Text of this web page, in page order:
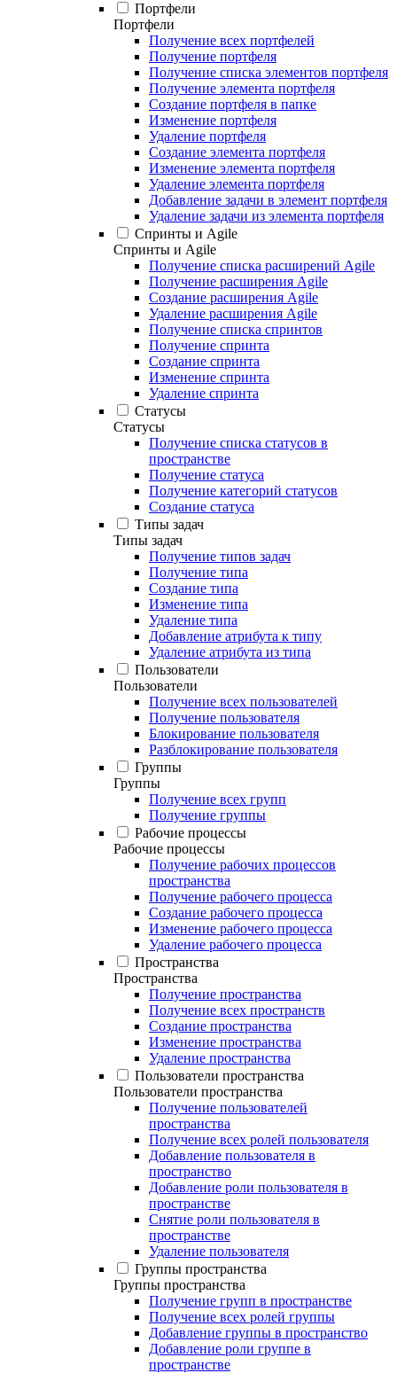
Портфели
Портфели
Получение всех портфелей
Получение портфеля
Получение списка элементов портфеля
Получение элемента портфеля
Создание портфеля в папке
Изменение портфеля
Удаление портфеля
Создание элемента портфеля
Изменение элемента портфеля
Удаление элемента портфеля
Добавление задачи в элемент портфеля
Удаление задачи из элемента портфеля
Спринты и Agile
Спринты и Agile
Получение списка расширений Agile
Получение расширения Agile
Создание расширения Agile
Удаление расширения Agile
Получение списка спринтов
Получение спринта
Создание спринта
Изменение спринта
Удаление спринта
Статусы
Статусы
Получение списка статусов в
пространстве
Получение статуса
Получение категорий статусов
Создание статуса
Типы задач
Типы задач
Получение типов задач
Получение типа
Создание типа
Изменение типа
Удаление типа
Добавление атрибута к типу
Удаление атрибута из типа
Пользователи
Пользователи
Получение всех пользователей
Получение пользователя
Блокирование пользователя
Разблокирование пользователя
Группы
Группы
Получение всех групп
Получение группы
Рабочие процессы
Рабочие процессы
Получение рабочих процессов
пространства
Получение рабочего процесса
Создание рабочего процесса
Изменение рабочего процесса
Удаление рабочего процесса
Пространства
Пространства
Получение пространства
Получение всех пространств
Создание пространства
Изменение пространства
Удаление пространства
Пользователи пространства
Пользователи пространства
Получение пользователей
пространства
Получение всех ролей пользователя
Добавление пользователя в
пространство
Добавление роли пользователя в
пространстве
Снятие роли пользователя в
пространстве
Удаление пользователя
Группы пространства
Группы пространства
Получение групп в пространстве
Получение всех ролей группы
Добавление группы в пространство
Добавление роли группе в
пространстве